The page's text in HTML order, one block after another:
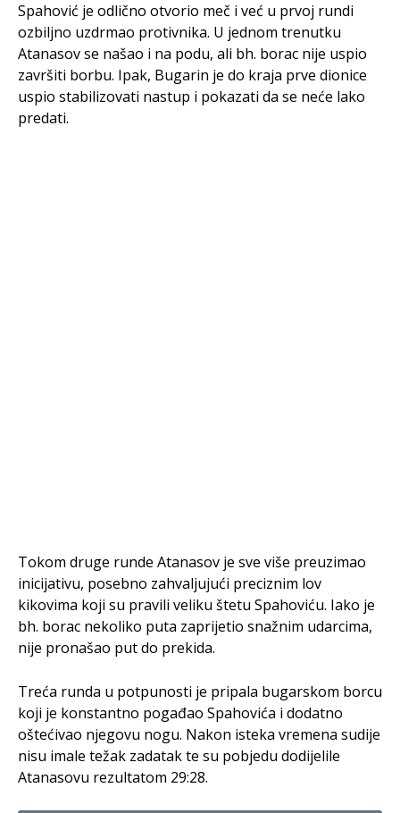
Spahović je odlično otvorio meč i već u prvoj rundi
ozbiljno uzdrmao protivnika. U jednom trenutku
Atanasov se našao i na podu, ali bh. borac nije uspio
završiti borbu. Ipak, Bugarin je do kraja prve dionice
uspio stabilizovati nastup i pokazati da se neće lako
predati.
Tokom druge runde Atanasov je sve više preuzimao
inicijativu, posebno zahvaljujući preciznim lov
kikovima koji su pravili veliku štetu Spahoviću. Iako je
bh. borac nekoliko puta zaprijetio snažnim udarcima,
nije pronašao put do prekida.
Treća runda u potpunosti je pripala bugarskom borcu
koji je konstantno pogađao Spahovića i dodatno
oštećivao njegovu nogu. Nakon isteka vremena sudije
nisu imale težak zadatak te su pobjedu dodijelile
Atanasovu rezultatom 29:28.